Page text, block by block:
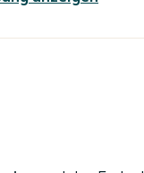
folgender